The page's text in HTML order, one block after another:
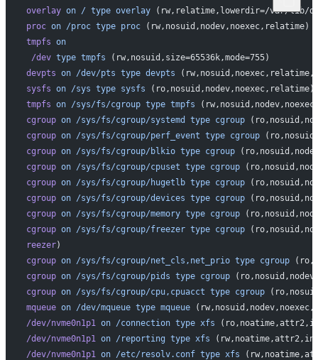
overlay on / type overlay (rw,relatime,lowerdir=/var/lib/docker/
proc on /proc type proc (rw,nosuid,nodev,noexec,relatime)
tmpfs on
/dev type tmpfs (rw,nosuid,size=65536k,mode=755)
devpts on /dev/pts type devpts
sysfs on /sys type sysfs (ro,nosuid,nodev,noexec,relatime)
tmpfs on /sys/fs/cgroup type tmpfs
cgroup on /sys/fs/cgroup/systemd type cgroup
cgroup on /sys/fs/cgroup/perf_event type cgroup
cgroup on /sys/fs/cgroup/blkio type cgroup
cgroup on /sys/fs/cgroup/cpuset type cgroup
cgroup on /sys/fs/cgroup/hugetlb type cgroup
cgroup on /sys/fs/cgroup/devices type cgroup
cgroup on /sys/fs/cgroup/memory type cgroup
cgroup on /sys/fs/cgroup/freezer type cgroup
reezer)
cgroup on /sys/fs/cgroup/net_cls,net_prio type cgroup
cgroup on /sys/fs/cgroup/pids type cgroup
cgroup on /sys/fs/cgroup/cpu,cpuacct type cgroup
mqueue on /dev/mqueue type mqueue
/dev/nvme0n1p1 on /connection type xfs
/dev/nvme0n1p1 on /reporting type xfs
/dev/nvme0n1p1 on /etc/resolv.conf type xfs